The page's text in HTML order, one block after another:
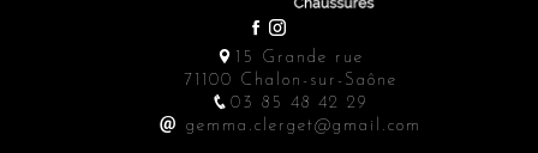
15 Grande rue
71100 Chalon-sur-Saône
03 85 48 42 29
gemma.clerget@gmail.com